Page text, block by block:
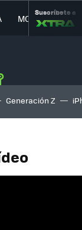
MOVILIDAD
Suscríbete a
Generación Z